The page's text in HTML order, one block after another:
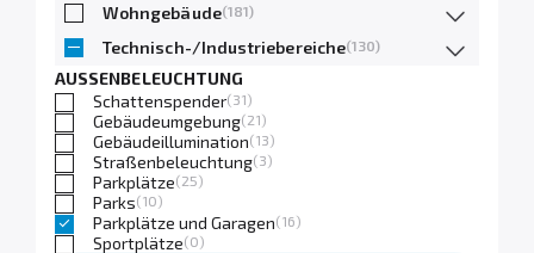
Wohngebäude(181)
Technisch-/Industriebereiche(130)
AUSSENBELEUCHTUNG
Schattenspender(31)
Gebäudeumgebung(21)
Gebäudeillumination(13)
Straßenbeleuchtung(3)
Parkplätze(25)
Parks(10)
Parkplätze und Garagen(16)
Sportplätze(0)